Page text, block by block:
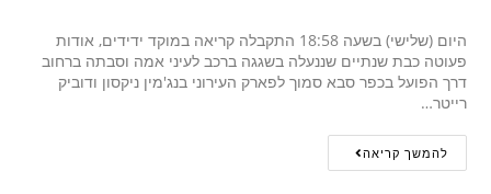
היום (שלישי) בשעה 18:58 התקבלה קריאה במוקד ידידים, אודות
פעוטה כבת שנתיים שננעלה בשגגה ברכב לעיני אמה וסבתה ברחוב
דרך הפועל בכפר סבא סמוך לפארק העירוני בנג'מין ניקסון ודוביק
רייטר…
להמשך קריאה